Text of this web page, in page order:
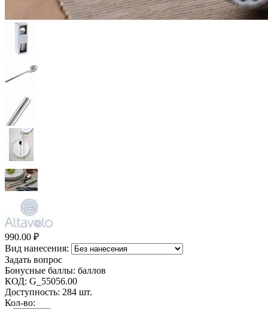
990.00 ₽
Вид нанесения:
Задать вопрос
Бонусные баллы: баллов
КОД: G_55056.00
Доступность: 284 шт.
Кол-во: